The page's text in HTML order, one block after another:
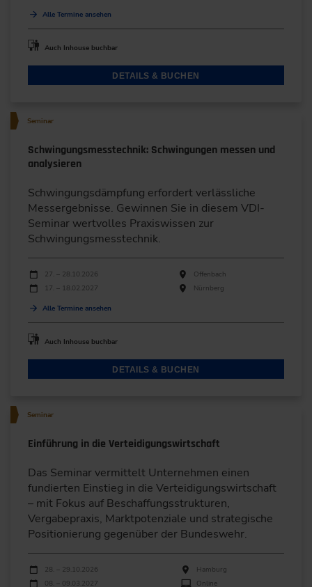
Alle Termine ansehen
Auch Inhouse buchbar
DETAILS & BUCHEN
Seminar
Schwingungsmesstechnik: Schwingungen messen und
analysieren
Schwingungsdämpfung erfordert verlässliche
Messergebnisse. Gewinnen Sie in diesem VDI-
Seminar wertvolles Praxiswissen zur
Schwingungsmesstechnik.
Durchführungen
Veranstaltungsdatum
27. – 28.10.2026
Offenbach
17. – 18.02.2027
Nürnberg
Alle Termine ansehen
Auch Inhouse buchbar
DETAILS & BUCHEN
Seminar
Einführung in die Verteidigungswirtschaft
Das Seminar vermittelt Unternehmen einen
fundierten Einstieg in die Verteidigungswirtschaft
– mit Fokus auf Beschaffungsstrukturen,
Vergabepraxis, Marktpotenziale und strategische
Positionierung gegenüber der Bundeswehr.
Durchführungen
Veranstaltungsdatum
28. – 29.10.2026
Hamburg
08. – 09.03.2027
Online